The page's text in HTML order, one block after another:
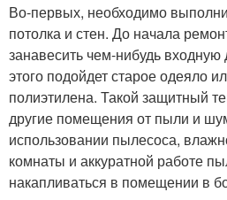
Во-первых, необходимо
потолка и стен. До начала
занавесить чем-нибудь
этого подойдет старое одеяло
полиэтилена. Такой защитный
другие помещения от пыли и
использовании пылесоса,
комнаты и аккуратной работе
накапливаться в помещении в